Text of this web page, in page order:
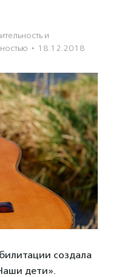
и
· 18.12.2018
создала
дети».